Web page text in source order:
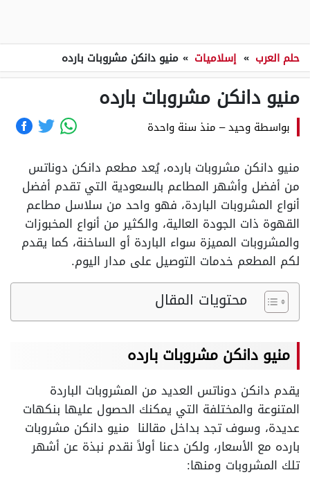
حلم العرب » إسلاميات » منيو دانكن مشروبات بارده
منيو دانكن مشروبات بارده
بواسطة وحيد– منذ سنة واحدة
منيو دانكن مشروبات بارده، يُعد مطعم دانكن دوناتس
من أفضل وأشهر المطاعم بالسعودية التي تقدم أفضل
أنواع المشروبات الباردة، فهو واحد من سلاسل مطاعم
القهوة ذات الجودة العالية، والكثير من أنواع المخبوزات
والمشروبات المميزة سواء الباردة أو الساخنة، كما يقدم
لكم المطعم خدمات التوصيل على مدار اليوم.
محتويات المقال
منيو دانكن مشروبات بارده
يقدم دانكن دوناتس العديد من المشروبات الباردة
المتنوعة والمختلفة التي يمكنك الحصول عليها بنكهات
عديدة، وسوف تجد بداخل مقالنا منيو دانكن مشروبات
بارده مع الأسعار، ولكن دعنا أولاً نقدم نبذة عن أشهر
تلك المشروبات ومنها: